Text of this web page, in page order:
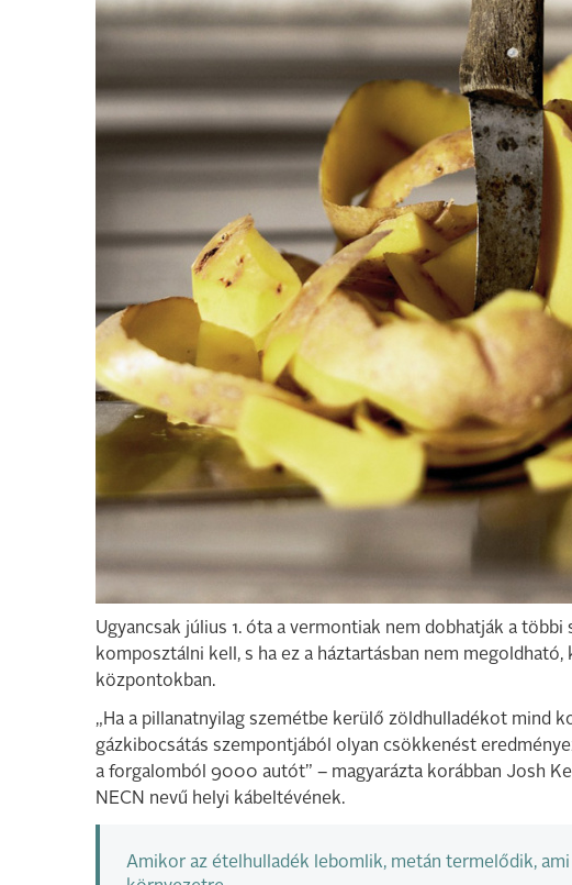
Ugyancsak július 1. óta a vermontiak nem dobhatják a
komposztálni kell, s ha ez a háztartásban nem
központokban.
„Ha a pillanatnyilag szemétbe kerülő zöldhulladékot mind
gázkibocsátás szempontjából olyan csökkenést
a forgalomból 9000 autót” – magyarázta korábban Josh
NECN nevű helyi kábeltévének.
Amikor az ételhulladék lebomlik, metán termelődik,